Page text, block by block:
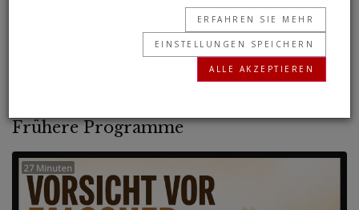
In Europa braut sich Unheil zusammen. Obwohl
die Welt es nicht sehen kann, erhebt sich jetzt
eine schreckliche europäische Supermacht!
Frühere Programme
27 Minuten
ERFAHREN SIE MEHR
EINSTELLUNGEN SPEICHERN
ALLE AKZEPTIEREN